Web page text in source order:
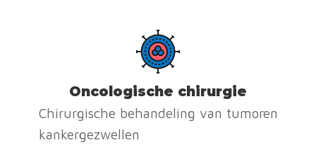
Oncologische chirurgie
Chirurgische behandeling van tumoren
kankergezwellen